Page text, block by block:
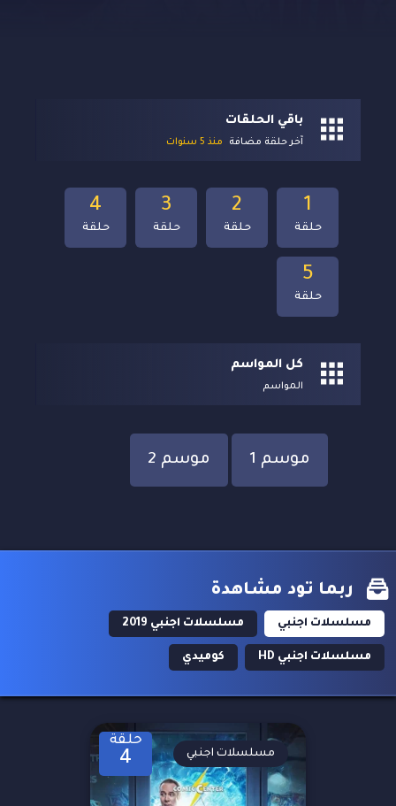
باقي الحلقات
آخر حلقة مضافة منذ 5 سنوات
5
حلقة
4
حلقة
3
حلقة
2
حلقة
1
حلقة
كل المواسم
المواسم
موسم 1 موسم 2
ربما تود مشاهدة
مسلسلات اجنبي مسلسلات اجنبي 2019
مسلسلات اجنبي HD كوميدي
حلقة
4 مسلسلات اجنبي